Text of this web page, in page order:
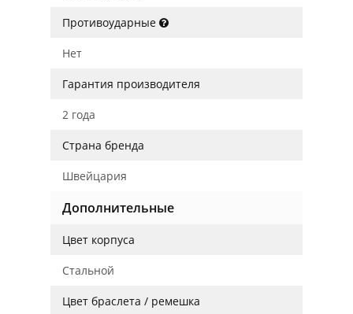
Противоударные
Нет
Гарантия производителя
2 года
Страна бренда
Швейцария
Дополнительные
Цвет корпуса
Стальной
Цвет браслета / ремешка